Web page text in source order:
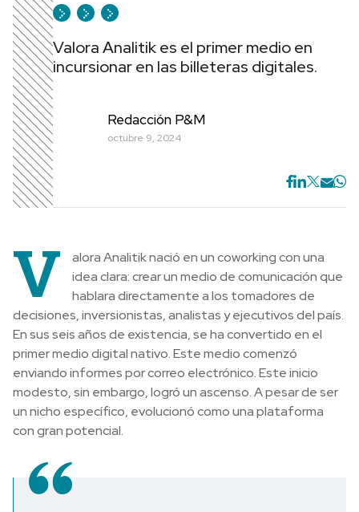
Valora Analitik es el primer medio en
incursionar en las billeteras digitales.
Redacción P&M
octubre 9, 2024
V
alora Analitik nació en un coworking con una
idea clara: crear un medio de comunicación que
hablara directamente a los tomadores de
decisiones, inversionistas, analistas y ejecutivos del país.
En sus seis años de existencia, se ha convertido en el
primer medio digital nativo. Este medio comenzó
enviando informes por correo electrónico. Este inicio
modesto, sin embargo, logró un ascenso. A pesar de ser
un nicho específico, evolucionó como una plataforma
con gran potencial.